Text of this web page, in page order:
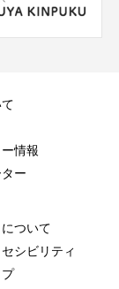
情報
ー
ついて
シビリティ